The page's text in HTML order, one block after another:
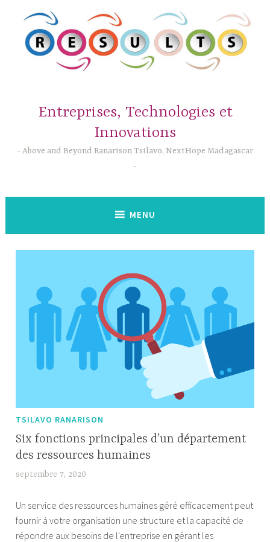
contenu
principal
Entreprises, Technologies et
Innovations
Above and Beyond Ranarison Tsilavo, NextHope Madagascar
MENU
TSILAVO RANARISON
Six fonctions principales d’un département
des ressources humaines
septembre 7, 2020
l
l
i
Un service des ressources humaines géré efficacement peut
fournir à votre organisation une structure et la capacité de
répondre aux besoins de l'entreprise en gérant les